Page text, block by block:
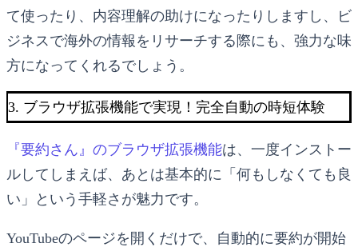
て使ったり、内容理解の助けになったりしますし、ビ
ジネスで海外の情報をリサーチする際にも、強力な味
方になってくれるでしょう。
3. ブラウザ拡張機能で実現！完全自動の時短体験
『要約さん』のブラウザ拡張機能は、一度インストー
ルしてしまえば、あとは基本的に「何もしなくても良
い」という手軽さが魅力です。
YouTubeのページを開くだけで、自動的に要約が開始